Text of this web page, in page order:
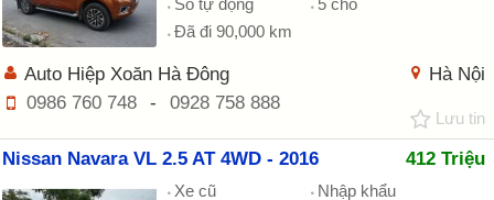
Số tự động
5 chỗ
Đã đi 90,000 km
Hà Nội
Auto Hiệp Xoăn Hà Đông
0986 760 748
- 0928 758 888
Lưu tin
Nissan Navara VL 2.5 AT 4WD - 2016 412 Triệu
Xe cũ
Nhập khẩu